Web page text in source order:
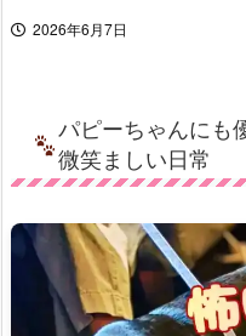
2026年6月7日
パピーちゃんにも
微笑ましい日常